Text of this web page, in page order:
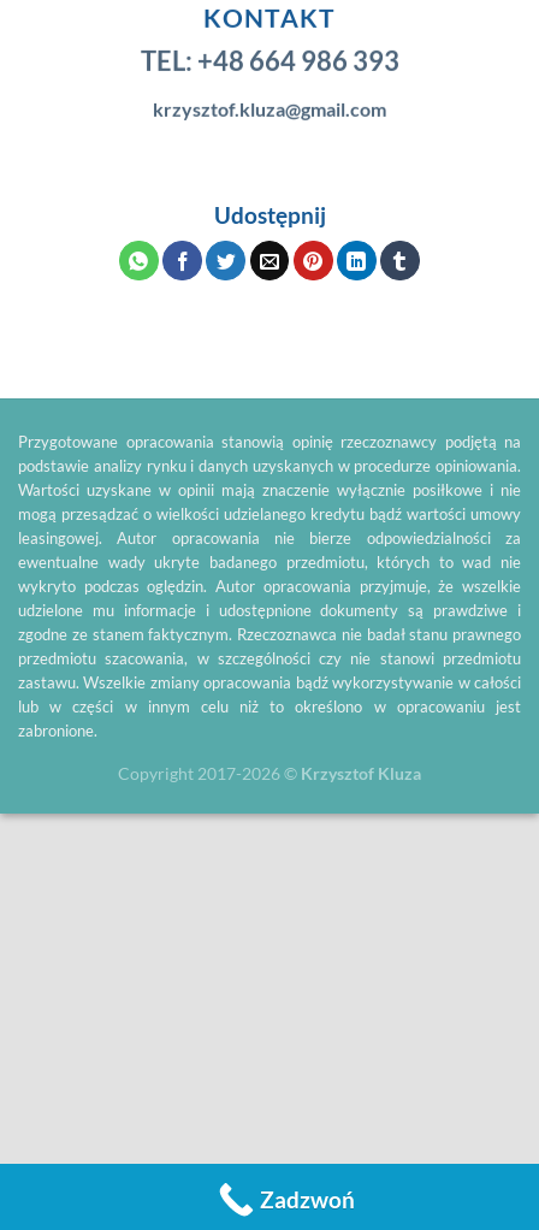
KONTAKT
TEL: +48 664 986 393
krzysztof.kluza@gmail.com
Udostępnij
Przygotowane opracowania stanowią opinię rzeczoznawcy podjętą na
podstawie analizy rynku i danych uzyskanych w procedurze opiniowania.
Wartości uzyskane w opinii mają znaczenie wyłącznie posiłkowe i nie
mogą przesądzać o wielkości udzielanego kredytu bądź wartości umowy
leasingowej. Autor opracowania nie bierze odpowiedzialności za
ewentualne wady ukryte badanego przedmiotu, których to wad nie
wykryto podczas oględzin. Autor opracowania przyjmuje, że wszelkie
udzielone mu informacje i udostępnione dokumenty są prawdziwe i
zgodne ze stanem faktycznym. Rzeczoznawca nie badał stanu prawnego
przedmiotu szacowania, w szczególności czy nie stanowi przedmiotu
zastawu. Wszelkie zmiany opracowania bądź wykorzystywanie w całości
lub w części w innym celu niż to określono w opracowaniu jest
zabronione.
Copyright 2017-2026 © Krzysztof Kluza
Zadzwoń